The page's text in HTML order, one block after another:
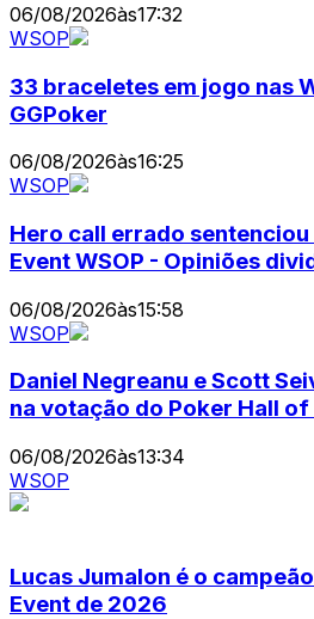
06/08/2026às17:32
WSOP
33 braceletes em jogo nas
GGPoker
06/08/2026às16:25
WSOP
Hero call errado
Event WSOP - Opiniões
06/08/2026às15:58
WSOP
Daniel Negreanu e Scott
na votação do Poker Hall of
06/08/2026às13:34
WSOP
Lucas Jumalon é o
Event de 2026